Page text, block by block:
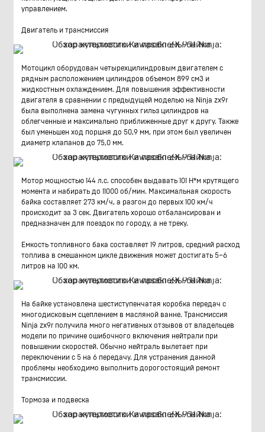
управлением.
Двигатель и трансмиссия
Мотоцикл оборудован четырехцилиндровым двигателем с
рядным расположением цилиндров объемом 899 см3 и
жидкостным охлаждением. Для повышения эффективности
двигателя в сравнении с предыдущей моделью на Ninja zx9r
была выполнена замена чугунных гильз цилиндров на
облегченные и максимально приближенные друг к другу. Также
был уменьшен ход поршня до 50,9 мм, при этом был увеличен
диаметр клапанов до 75,0 мм.
Мотор мощностью 144 л.с. способен выдавать 101 Н*м крутящего
момента и набирать до 11000 об/мин. Максимальная скорость
байка составляет 273 км/ч, а разгон до первых 100 км/ч
происходит за 3 сек. Двигатель хорошо отбалансирован и
предназначен для поездок по городу, а не треку.
Емкость топливного бака составляет 19 литров, средний расход
топлива в смешанном цикле движения может достигать 5–6
литров на 100 км.
На байке установлена шестиступенчатая коробка передач с
многодисковым сцеплением в масляной ванне. Трансмиссия
Ninja zx9r получила много негативных отзывов от владельцев
модели по причине ошибочного включения нейтрали при
повышении скоростей. Обычно нейтраль вылетает при
переключении с 5 на 6 передачу. Для устранения данной
проблемы необходимо выполнить дорогостоящий ремонт
трансмиссии.
Тормоза и подвеска